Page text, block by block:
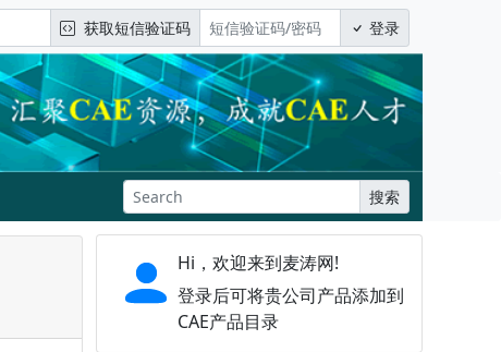
获取短信验证码 登录
搜索
Hi，欢迎来到麦涛网!
登录后可将贵公司产品添加到
CAE产品目录